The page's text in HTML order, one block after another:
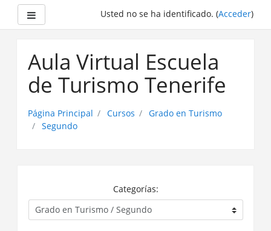
contenido
Usted no se ha identificado. (Acceder)
Aula Virtual Escuela
de Turismo Tenerife
Página Principal Cursos
Grado en Turismo
Segundo
Categorías: